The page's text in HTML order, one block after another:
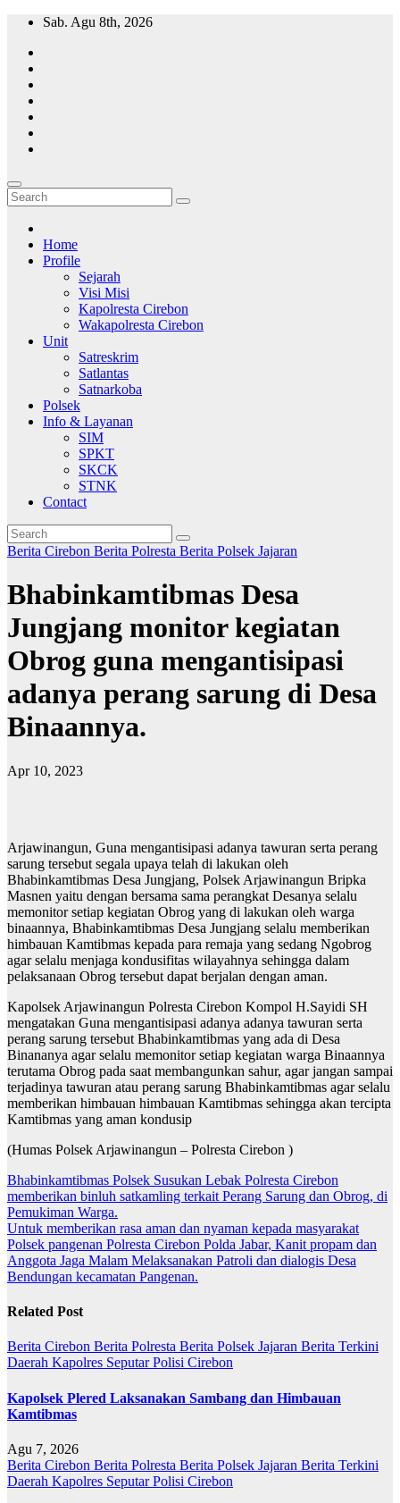
Skip
content
Sab. Agu 8th, 2026
Polresta Cirebon
Polri Presisi
Home
Profile
Sejarah
Visi Misi
Kapolresta Cirebon
Wakapolresta Cirebon
Unit
Satreskrim
Satlantas
Satnarkoba
Polsek
Info & Layanan
SIM
SPKT
SKCK
STNK
Contact
Berita Cirebon Berita Polresta Berita Polsek Jajaran
Bhabinkamtibmas Desa
Jungjang monitor kegiatan
Obrog guna mengantisipasi
adanya perang sarung di Desa
Binaannya.
Apr 10, 2023
Arjawinangun, Guna mengantisipasi adanya tawuran serta perang
sarung tersebut segala upaya telah di lakukan oleh
Bhabinkamtibmas Desa Jungjang, Polsek Arjawinangun Bripka
Masnen yaitu dengan bersama sama perangkat Desanya selalu
memonitor setiap kegiatan Obrog yang di lakukan oleh warga
binaannya, Bhabinkamtibmas Desa Jungjang selalu memberikan
himbauan Kamtibmas kepada para remaja yang sedang Ngobrog
agar selalu menjaga kondusifitas wilayahnya sehingga dalam
pelaksanaan Obrog tersebut dapat berjalan dengan aman.
Kapolsek Arjawinangun Polresta Cirebon Kompol H.Sayidi SH
mengatakan Guna mengantisipasi adanya adanya tawuran serta
perang sarung tersebut Bhabinkamtibmas yang ada di Desa
Binananya agar selalu memonitor setiap kegiatan warga Binaannya
terutama Obrog pada saat membangunkan sahur, agar jangan sampai
terjadinya tawuran atau perang sarung Bhabinkamtibmas agar selalu
memberikan himbauan himbauan Kamtibmas sehingga akan tercipta
Kamtibmas yang aman kondusip
(Humas Polsek Arjawinangun – Polresta Cirebon )
Navigasi
pos
Bhabinkamtibmas Polsek Susukan Lebak Polresta Cirebon
memberikan binluh satkamling terkait Perang Sarung dan Obrog, di
Pemukiman Warga.
Untuk memberikan rasa aman dan nyaman kepada masyarakat
Polsek pangenan Polresta Cirebon Polda Jabar, Kanit propam dan
Anggota Jaga Malam Melaksanakan Patroli dan dialogis Desa
Bendungan kecamatan Pangenan.
Related Post
Berita Cirebon Berita Polresta Berita Polsek Jajaran Berita Terkini
Daerah Kapolres Seputar Polisi Cirebon
Kapolsek Plered Laksanakan Sambang dan Himbauan
Kamtibmas
Agu 7, 2026
Berita Cirebon Berita Polresta Berita Polsek Jajaran Berita Terkini
Daerah Kapolres Seputar Polisi Cirebon